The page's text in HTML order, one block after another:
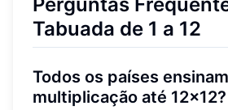
Tabuada de 1 a 12
Todos os países
multiplicação até 12x12?